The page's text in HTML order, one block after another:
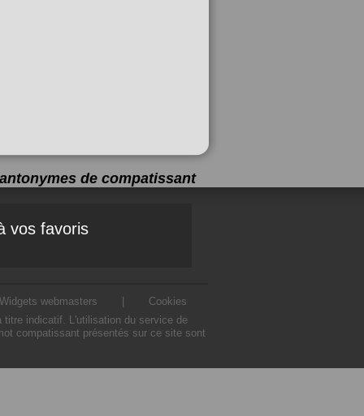
de compatissant
vos favoris
Widgets webmasters
Cookies
indicatif. L'utilisation du service de
compatissant présentés sur ce site sont